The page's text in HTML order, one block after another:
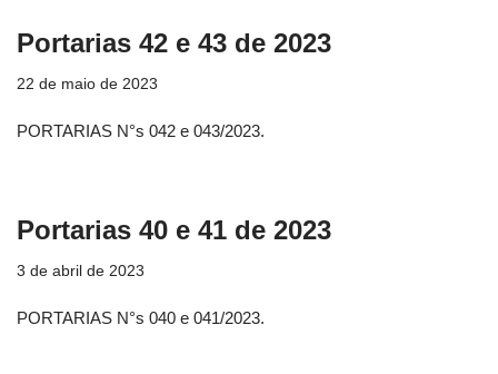
Portarias 42 e 43 de 2023
22 de maio de 2023
PORTARIAS N°s 042 e 043/2023.
Portarias 40 e 41 de 2023
3 de abril de 2023
PORTARIAS N°s 040 e 041/2023.